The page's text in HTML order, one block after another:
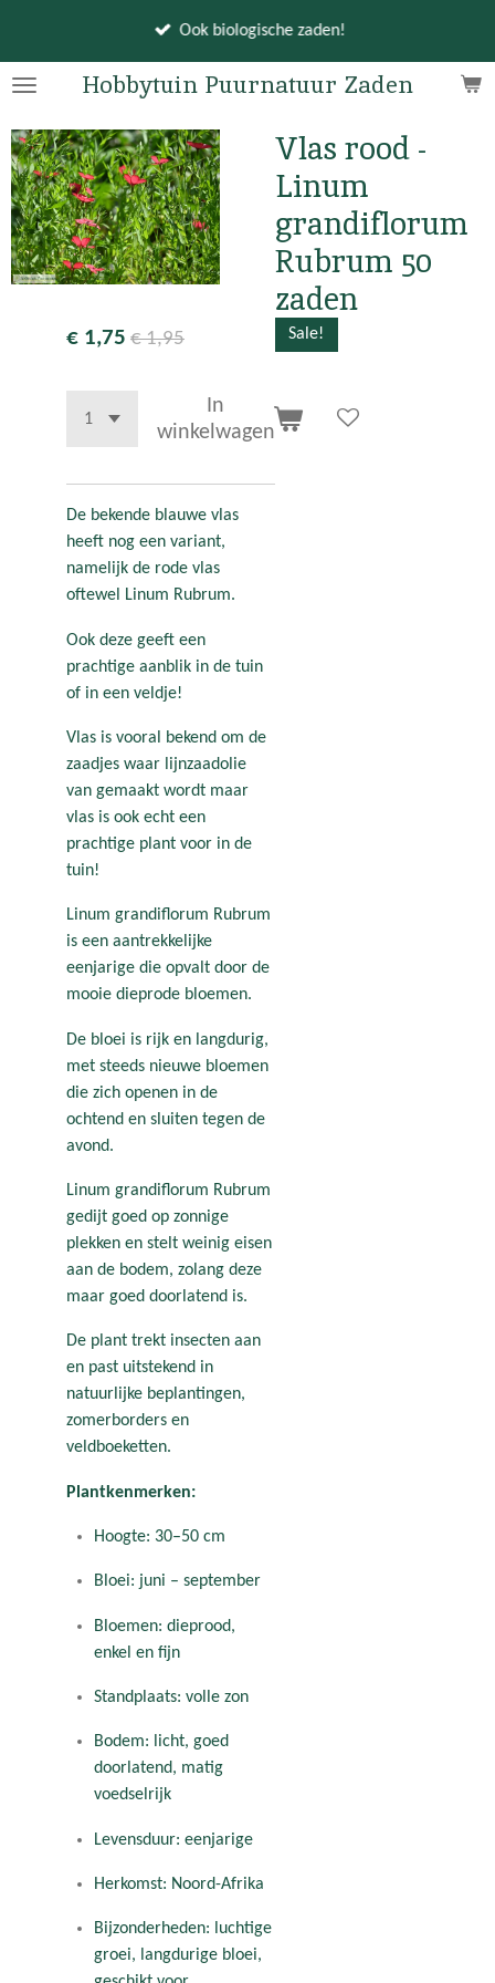
naar
hoofdinhoud
Hobbytuin Puurnatuur Zaden
Ook biologische zaden!
Vlas rood -
Linum
grandiflorum
Rubrum 50
zaden
Sale!
€ 1,75 € 1,95
In
winkelwagen
De bekende blauwe vlas
heeft nog een variant,
namelijk de rode vlas
oftewel Linum Rubrum.
Ook deze geeft een
prachtige aanblik in de tuin
of in een veldje!
Vlas is vooral bekend om de
zaadjes waar lijnzaadolie
van gemaakt wordt maar
vlas is ook echt een
prachtige plant voor in de
tuin!
Linum grandiflorum Rubrum
is een aantrekkelijke
eenjarige die opvalt door de
mooie dieprode bloemen.
De bloei is rijk en langdurig,
met steeds nieuwe bloemen
die zich openen in de
ochtend en sluiten tegen de
avond.
Linum grandiflorum Rubrum
gedijt goed op zonnige
plekken en stelt weinig eisen
aan de bodem, zolang deze
maar goed doorlatend is.
De plant trekt insecten aan
en past uitstekend in
natuurlijke beplantingen,
zomerborders en
veldboeketten.
Plantkenmerken:
Hoogte: 30–50 cm
Bloei: juni – september
Bloemen: dieprood,
enkel en fijn
Standplaats: volle zon
Bodem: licht, goed
doorlatend, matig
voedselrijk
Levensduur: eenjarige
Herkomst: Noord-Afrika
Bijzonderheden: luchtige
groei, langdurige bloei,